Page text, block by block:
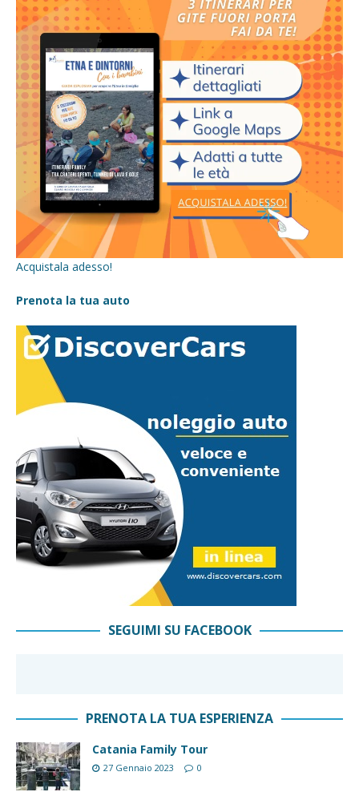
Acquistala adesso!
Prenota la tua auto
SEGUIMI SU FACEBOOK
PRENOTA LA TUA ESPERIENZA
Catania Family Tour
27 Gennaio 2023 0